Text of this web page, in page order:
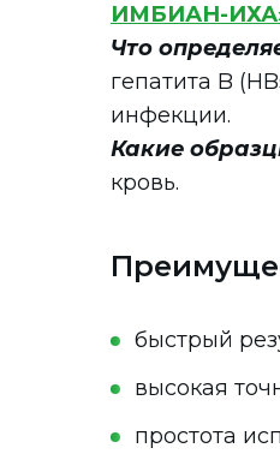
ИМБИАН-
Что
гепатита B
инфекции.
Какие
кровь.
быстрый
высокая
простота